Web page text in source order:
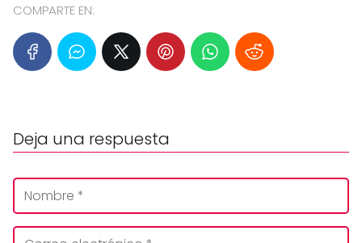
COMPARTE EN:
Deja una respuesta